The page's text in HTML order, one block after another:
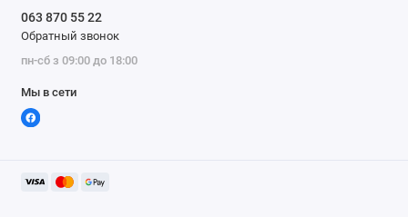
063 870 55 22
Обратный звонок
пн-сб з 09:00 до 18:00
Мы в сети